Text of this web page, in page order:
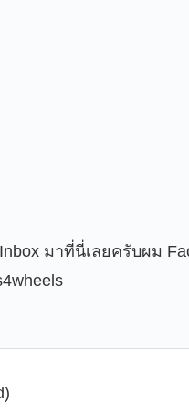
มาที่นี่เลยครับผม